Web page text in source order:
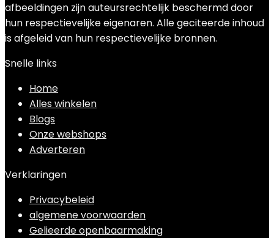
afbeeldingen zijn auteursrechtelijk beschermd door
hun respectievelijke eigenaren. Alle geciteerde inhoud
is afgeleid van hun respectievelijke bronnen.
Snelle links
Home
Alles winkelen
Blogs
Onze webshops
Adverteren
Verklaringen
Privacybeleid
algemene voorwaarden
Gelieerde openbaarmaking